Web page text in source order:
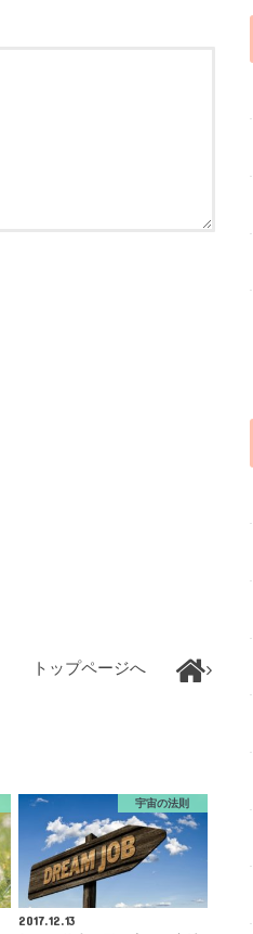
トップページへ
宇宙の法則
2017.12.13